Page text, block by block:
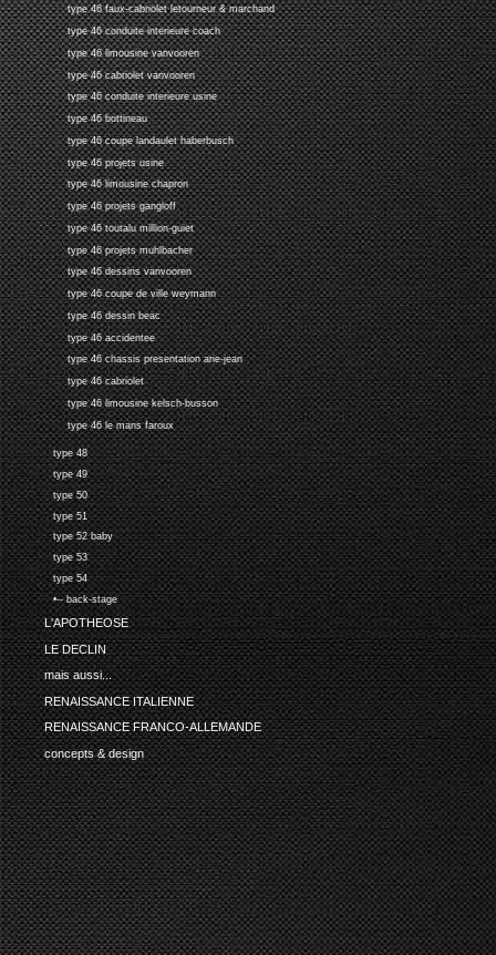
type 46 faux-cabriolet letourneur & marchand
type 46 conduite interieure coach
type 46 limousine vanvooren
type 46 cabriolet vanvooren
type 46 conduite interieure usine
type 46 bottineau
type 46 coupe landaulet haberbusch
type 46 projets usine
type 46 limousine chapron
type 46 projets gangloff
type 46 toutalu million-guiet
type 46 projets muhlbacher
type 46 dessins vanvooren
type 46 coupe de ville weymann
type 46 dessin beac
type 46 accidentee
type 46 chassis presentation arie-jean
type 46 cabriolet
type 46 limousine kelsch-busson
type 46 le mans faroux
type 48
type 49
type 50
type 51
type 52 baby
type 53
type 54
•-- back-stage
L'APOTHEOSE
LE DECLIN
mais aussi...
RENAISSANCE ITALIENNE
RENAISSANCE FRANCO-ALLEMANDE
concepts & design